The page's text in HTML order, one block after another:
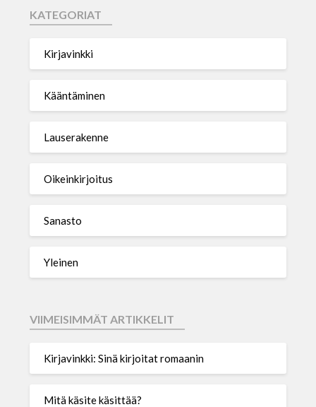
KATEGORIAT
Kirjavinkki
Kääntäminen
Lauserakenne
Oikeinkirjoitus
Sanasto
Yleinen
VIIMEISIMMÄT ARTIKKELIT
Kirjavinkki: Sinä kirjoitat romaanin
Mitä käsite käsittää?